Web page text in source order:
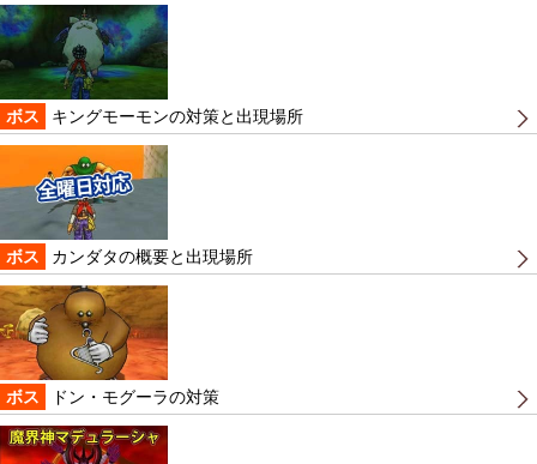
ボス キングモーモンの対策と出現場所
ボス カンダタの概要と出現場所
ボス ドン・モグーラの対策